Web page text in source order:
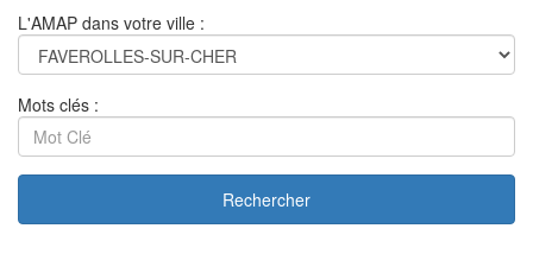
L'AMAP dans votre ville :
Mots clés :
Rechercher